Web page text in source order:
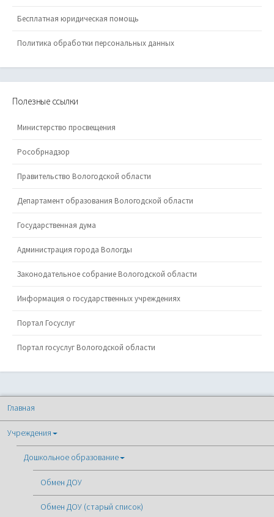
Бесплатная юридическая помощь
Политика обработки персональных данных
Полезные ссылки
Министерство просвещения
Рособрнадзор
Правительство Вологодской области
Департамент образования Вологодской области
Государственная дума
Администрация города Вологды
Законодательное собрание Вологодской области
Информация о государственных учреждениях
Портал Госуслуг
Портал госуслуг Вологодской области
Главная
Учреждения
Дошкольное образование
Обмен ДОУ
Обмен ДОУ (старый список)